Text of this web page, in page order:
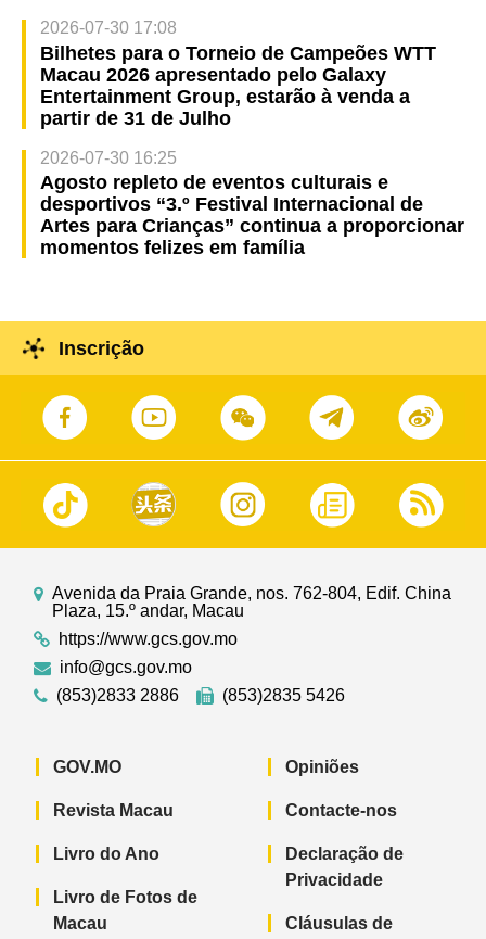
2026-07-30 17:08
Bilhetes para o Torneio de Campeões WTT
Macau 2026 apresentado pelo Galaxy
Entertainment Group, estarão à venda a
partir de 31 de Julho
2026-07-30 16:25
Agosto repleto de eventos culturais e
desportivos “3.º Festival Internacional de
Artes para Crianças” continua a proporcionar
momentos felizes em família
Inscrição
Avenida da Praia Grande, nos. 762-804, Edif. China
Plaza, 15.º andar, Macau
https://www.gcs.gov.mo
info@gcs.gov.mo
(853)2833 2886
(853)2835 5426
GOV.MO
Revista Macau
Livro do Ano
Livro de Fotos de
Macau
Opiniões
Contacte-nos
Declaração de
Privacidade
Cláusulas de